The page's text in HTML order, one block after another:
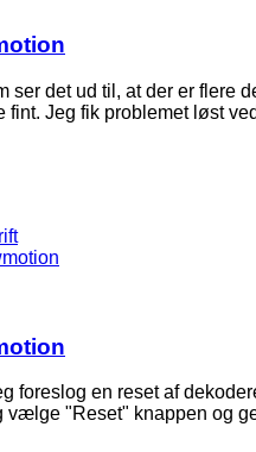
ser det ud til, at der er flere
fint. Jeg fik problemet løst
foreslog en reset af
vælge "Reset" knappen og